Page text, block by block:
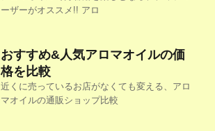
ーザーがオススメ!! アロ
おすすめ&人気アロマオイルの価
格を比較
近くに売っているお店がなくても変える、アロ
マオイルの通販ショップ比較